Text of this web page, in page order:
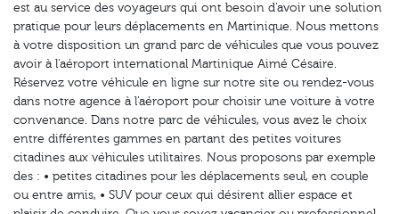
est au service des voyageurs qui ont besoin d'avoir une solution
pratique pour leurs déplacements en Martinique. Nous mettons
à votre disposition un grand parc de véhicules que vous pouvez
avoir à l'aéroport international Martinique Aimé Césaire.
Réservez votre véhicule en ligne sur notre site ou rendez-vous
dans notre agence à l'aéroport pour choisir une voiture à votre
convenance. Dans notre parc de véhicules, vous avez le choix
entre différentes gammes en partant des petites voitures
citadines aux véhicules utilitaires. Nous proposons par exemple
des : • petites citadines pour les déplacements seul, en couple
ou entre amis, • SUV pour ceux qui désirent allier espace et